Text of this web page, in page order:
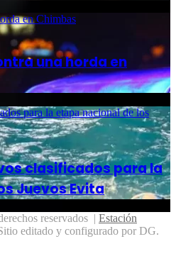
en Chimbas
una horda en
para la etapa nacional de los
clasificados para la
Juevos Evita
reservados | Estación
editado y configurado por DG.